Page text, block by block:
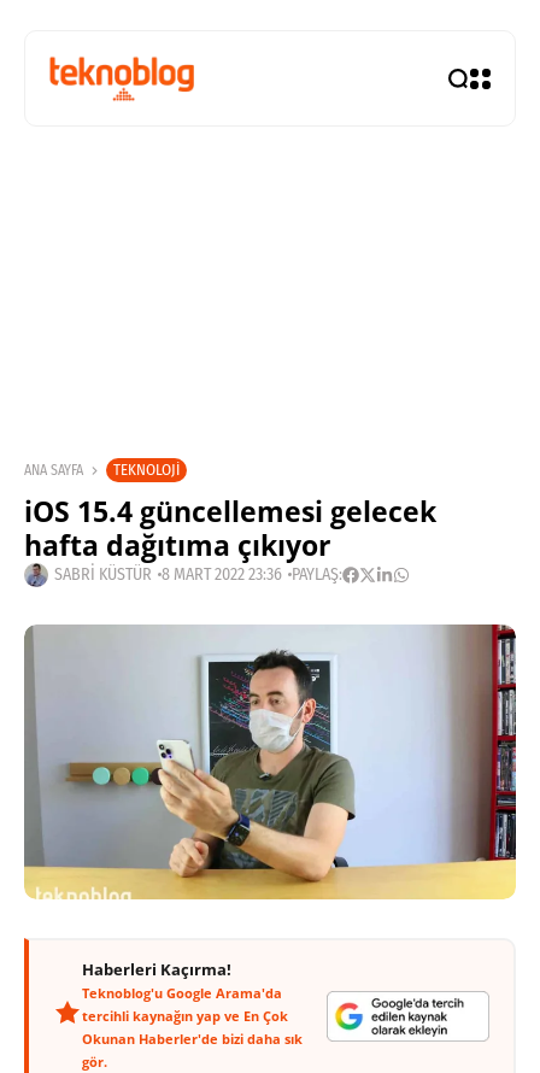
ANA SAYFA TEKNOLOJI
iOS 15.4 güncellemesi gelecek
hafta dağıtıma çıkıyor
SABRI KÜSTÜR 8 MART 2022 23:36 PAYLAŞ:
Haberleri Kaçırma!
Teknoblog'u Google Arama'da
tercihli kaynağın yap ve En Çok
Okunan Haberler'de bizi daha sık
gör.